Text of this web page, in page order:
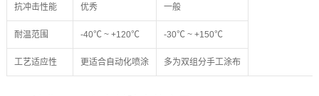
抗冲击性能 优秀 一般
耐温范围 -40℃ ~ +120℃ -30℃ ~ +150℃
工艺适应性 更适合自动化喷涂 多为双组分手工涂布